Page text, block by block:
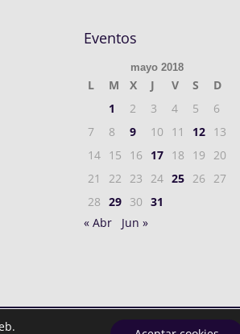
Eventos
mayo 2018
L M X J V S
D
1
2 3 4 5
6
7
8 9 10 11 12
13
14
15 16 17 18 19
20
21
22 23 24 25 26
27
28 29 30 31
« Abr
Jun »
| Aviso Legal y Cookies